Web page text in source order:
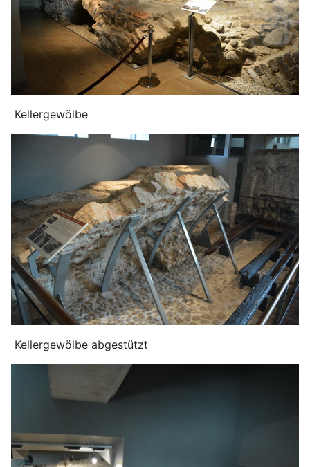
Kellergewölbe
Kellergewölbe abgestützt